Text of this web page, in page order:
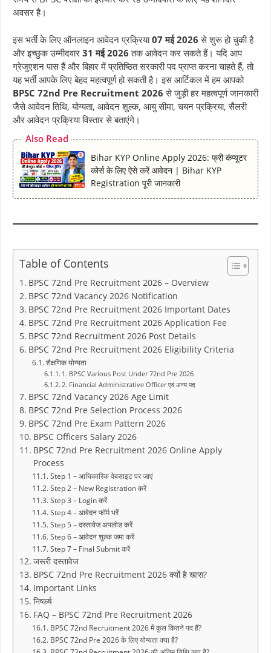
o
o
k
A
p
p
a
m
s
e
s
t
n
k
अवसर है।
इस भर्ती के लिए ऑनलाइन आवेदन प्रक्रिया07 मई 2026 से शुरू हो चुकी है
और इच्छुक उम्मीदवार 31 मई 2026 तक आवेदन कर सकते हैं। यदि आप
ग्रेजुएशन पास हैं और बिहार में प्रतिष्ठित सरकारी पद प्राप्त करना चाहते हैं, तो
यह भर्ती आपके लिए बेहद महत्वपूर्ण हो सकती है। इस आर्टिकल में हम आपको
BPSC 72nd Pre Recruitment 2026 से जुड़ी हर महत्वपूर्ण जानकारी
जैसे आवेदन तिथि, योग्यता, आवेदन शुल्क, आयु सीमा, चयन प्रक्रिया, सैलरी
और आवेदन प्रक्रिया विस्तार से बताएंगे।
Also Read
Bihar KYP Online Apply 2026: फ्री कंप्यूटर
कोर्स के लिए ऐसे करें आवेदन | Bihar KYP
Registration पूरी जानकारी
Table of Contents
BPSC 72nd Pre Recruitment 2026 – Overview
BPSC 72nd Vacancy 2026 Notification
BPSC 72nd Pre Recruitment 2026 Important Dates
BPSC 72nd Pre Recruitment 2026 Application Fee
BPSC 72nd Recruitment 2026 Post Details
BPSC 72nd Pre Recruitment 2026 Eligibility Criteria
शैक्षणिक योग्यता
1. BPSC Various Post Under 72nd Pre 2026
2. Financial Administrative Officer एवं अन्य पद
BPSC 72nd Vacancy 2026 Age Limit
BPSC 72nd Pre Selection Process 2026
BPSC 72nd Pre Exam Pattern 2026
BPSC Officers Salary 2026
BPSC 72nd Pre Recruitment 2026 Online Apply
Process
Step 1 – आधिकारिक वेबसाइट पर जाएं
Step 2 – New Registration करें
Step 3 – Login करें
Step 4 – आवेदन फॉर्म भरें
Step 5 – दस्तावेज अपलोड करें
Step 6 – आवेदन शुल्क जमा करें
Step 7 – Final Submit करें
जरूरी दस्तावेज
BPSC 72nd Pre Recruitment 2026 क्यों है खास?
Important Links
निष्कर्ष
FAQ – BPSC 72nd Pre Recruitment 2026
BPSC 72nd Recruitment 2026 में कुल कितने पद हैं?
BPSC 72nd Pre 2026 के लिए योग्यता क्या है?